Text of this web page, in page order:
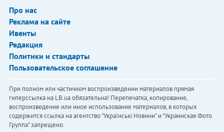
Про нас
Реклама на сайте
Ивенты
Редакция
Политики и стандарты
Пользовательское соглашение
При полном или частичном воспроизведении материалов прямая
гиперссылка на LB.ua обязательна! Перепечатка, копирование,
воспроизведение или иное использование материалов, в которых
содержится ссылка на агентство "Українськi Новини" и "Украинская Фото
Группа" запрещено.